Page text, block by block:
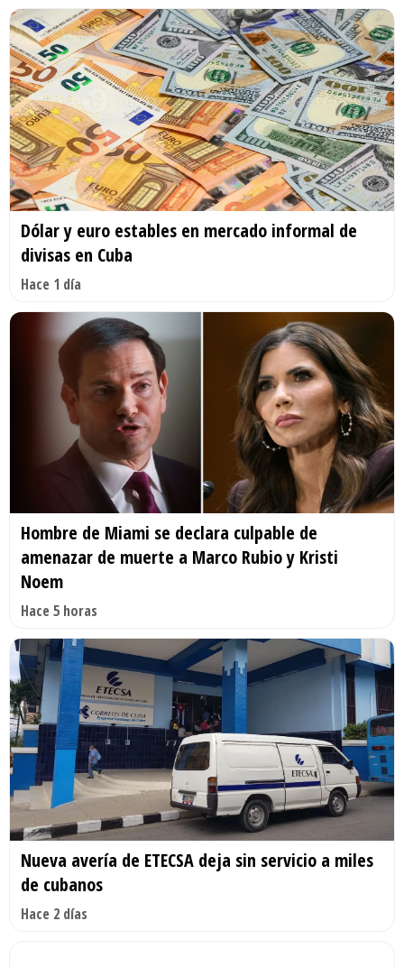
Dólar y euro estables en mercado informal de
divisas en Cuba
Hace 1 día
Hombre de Miami se declara culpable de
amenazar de muerte a Marco Rubio y Kristi
Noem
Hace 5 horas
Nueva avería de ETECSA deja sin servicio a miles
de cubanos
Hace 2 días